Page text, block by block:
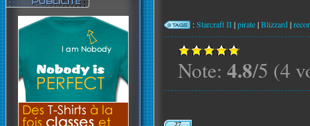
:Starcraft II|pirate|Blizzard|
Note: 4.8/5 (4
27